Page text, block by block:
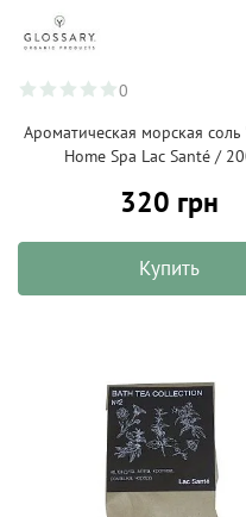
0
Ароматическая морская
Home Spa Lac Santé /
320 грн
Купить